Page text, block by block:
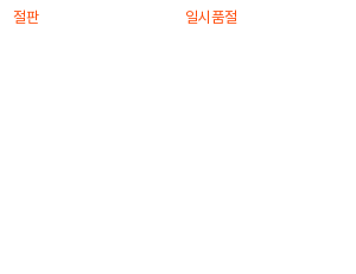
절판
e Movie O.S.T)
일시품절